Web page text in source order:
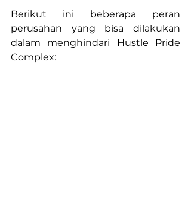
Berikut ini beberapa peran
perusahan yang bisa dilakukan
dalam menghindari Hustle Pride
Complex: